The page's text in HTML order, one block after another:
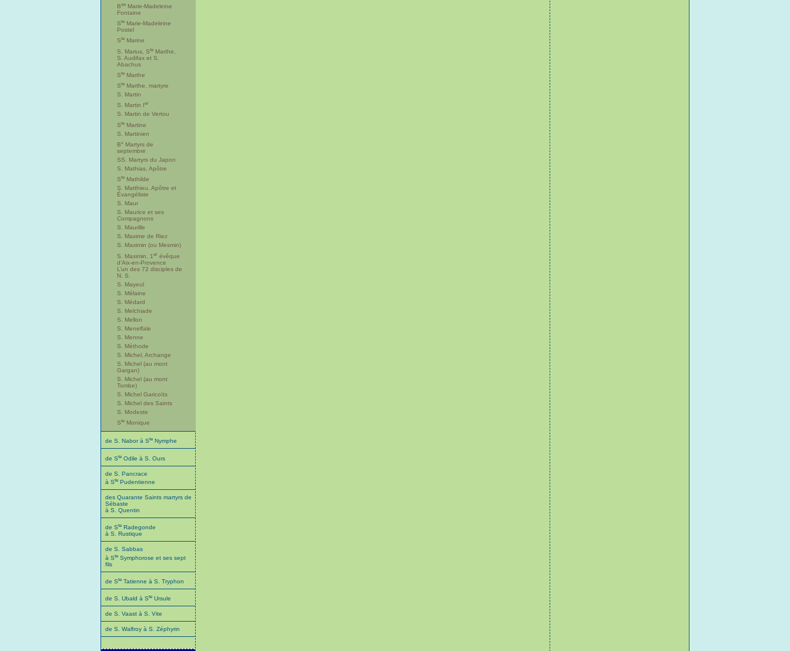
Bse Marie-Madeleine
Fontaine
Ste Marie-Madeleine
Postel
Ste Marine
S. Marius, Ste Marthe,
S. Audifax et S.
Abachus
Ste Marthe
Ste Marthe, martyre
S. Martin
S. Martin I er
S. Martin de Vertou
Ste Martine
S. Martinien
Bx Martyrs de
septembre
SS. Martyrs du Japon
S. Mathias, Apôtre
Ste Mathilde
S. Matthieu, Apôtre et
Évangéliste
S. Maur
S. Maurice et ses
Compagnons
S. Maurille
S. Maxime de Riez
S. Maximin (ou Mesmin)
S. Maximin, 1 er évêque
d’Aix-en-Provence
L’un des 72 disciples de
N. S.
S. Mayeul
S. Mélaine
S. Médard
S. Melchiade
S. Mellon
S. Menelfale
S. Menne
S. Méthode
S. Michel, Archange
S. Michel (au mont
Gargan)
S. Michel (au mont
Tombe)
S. Michel Garicoïts
S. Michel des Saints
S. Modeste
Ste Monique
de S. Nabor à Ste Nymphe
de Ste Odile à S. Ours
de S. Pancrace
à Ste Pudentienne
des Quarante Saints martyrs de
Sébaste
à S. Quentin
de Ste Radegonde
à S. Rustique
de S. Sabbas
à Ste Symphorose et ses sept
fils
de Ste Tatienne à S. Tryphon
de S. Ubald à Ste Ursule
de S. Vaast à S. Vite
de S. Walfroy à S. Zéphyrin